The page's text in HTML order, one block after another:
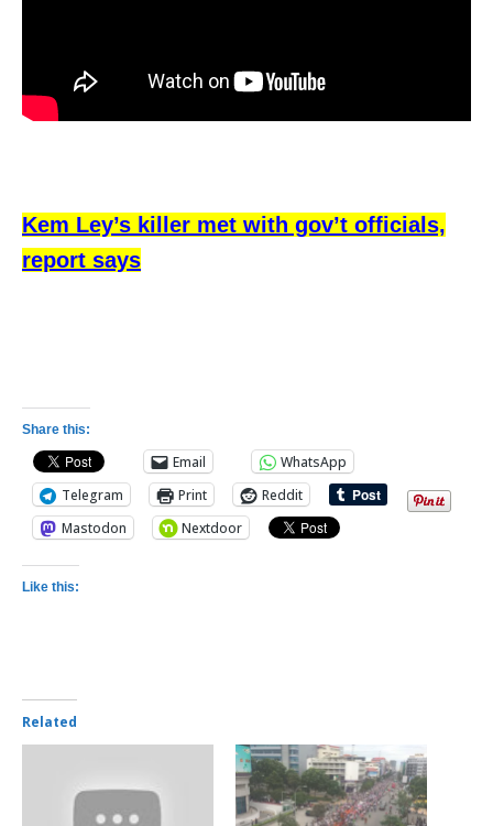
Kem Ley’s killer met with gov’t officials,
report says
Share this:
Email
WhatsApp
Telegram
Print
Reddit
Mastodon
Nextdoor
Like this:
Related